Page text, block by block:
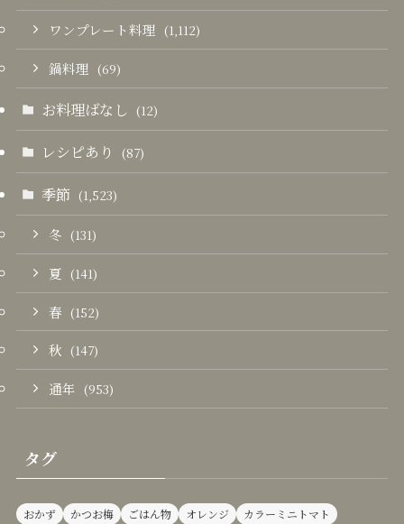
ワンプレート料理 (1,112)
鍋料理 (69)
お料理ばなし (12)
レシピあり (87)
季節 (1,523)
冬 (131)
夏 (141)
春 (152)
秋 (147)
通年 (953)
タグ
おかず かつお梅 ごはん物 オレンジ カラーミニトマト